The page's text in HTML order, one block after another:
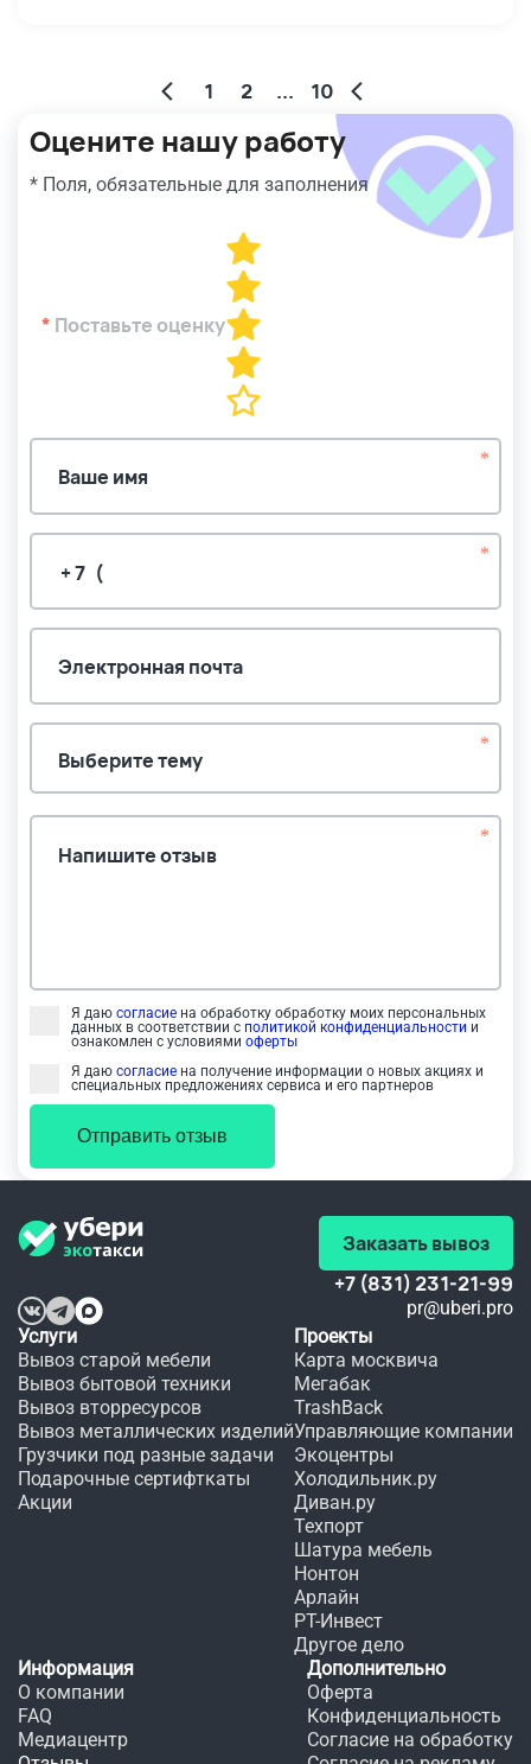
1 2 ... 10
Оцените нашу работу
* Поля, обязательные для заполнения
* Поставьте оценку
Ваше имя
*
*
Электронная почта
Выберите тему
*
Напишите отзыв
*
Я даю согласие на обработку обработку моих персональных
данных в соответствии с политикой конфиденциальности и
ознакомлен с условиями оферты
Я даю согласие на получение информации о новых акциях и
специальных предложениях сервиса и его партнеров
Отправить отзыв
Заказать вывоз
+7 (831) 231-21-99
pr@uberi.pro
Услуги
Вывоз старой мебели
Вывоз бытовой техники
Вывоз вторресурсов
Вывоз металлических изделий
Грузчики под разные задачи
Подарочные сертифткаты
Акции
Проекты
Карта москвича
Мегабак
TrashBack
Управляющие компании
Экоцентры
Холодильник.ру
Диван.ру
Техпорт
Шатура мебель
Нонтон
Арлайн
РТ-Инвест
Другое дело
Информация
О компании
FAQ
Медиацентр
Дополнительно
Оферта
Конфиденциальность
Согласие на обработку